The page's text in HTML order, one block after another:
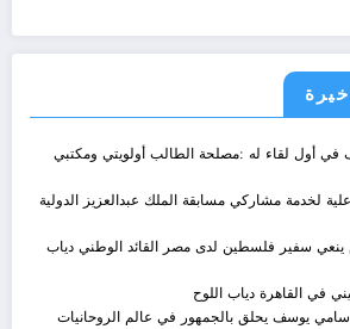
في أول لقاء له :مصلحة الطالب أولويتي ومكتبي
لخدمة مشاركي مسابقة الملك عبدالعزيز الدولية
سفير فلسطين لدى مصر القائد الوطني دياب
في القاهرة دياب اللوح
يوسف يحلق بالجمهور في عالم الروحانيات